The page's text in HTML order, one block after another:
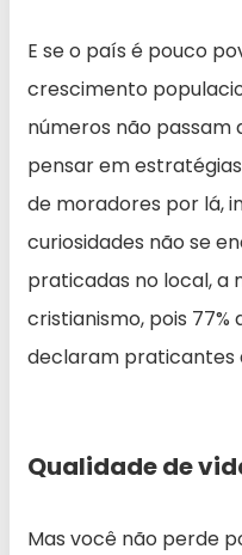
E se o país é pouco
crescimento
números não passam
pensar em
de moradores por lá,
curiosidades não se
praticadas no local, a
cristianismo, pois 77%
declaram praticantes
Qualidade de
Mas você não perde